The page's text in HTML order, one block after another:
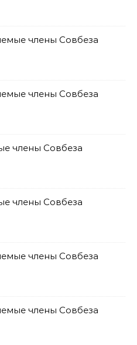
члены Совбеза
члены Совбеза
члены Совбеза
члены Совбеза
члены Совбеза
члены Совбеза